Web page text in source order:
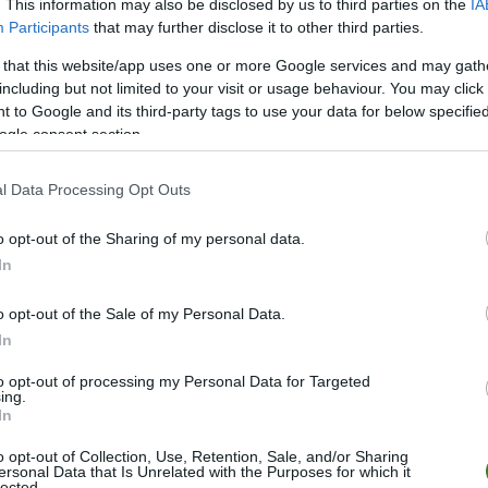
This information may also be disclosed by us to third parties on the
Participants that may further disclose it to other third parties.
that this website/app uses one or more Google services and may
but not limited to your visit or usage behaviour. You may
to Google and its third-party tags to use your data for below
consent section.
Data Processing Opt Outs
opt-out of the Sharing of my personal data.
opt-out of the Sale of my Personal Data.
opt-out of processing my Personal Data for Targeted
opt-out of Collection, Use, Retention, Sale, and/or Sharing
Data that Is Unrelated with the Purposes for which it
ZOBACZ WIĘCEJ (2)
63-
69-
26 41 12 68-
26 37 10 7 49-